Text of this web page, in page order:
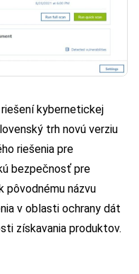
kybernetickej
trh novú verziu
riešenia pre
bezpečnosť pre
pôvodnému názvu
v oblasti ochrany dát
získavania produktov.